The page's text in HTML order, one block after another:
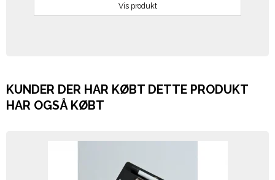
Vis produkt
KUNDER DER HAR KØBT DETTE PRODUKT
HAR OGSÅ KØBT